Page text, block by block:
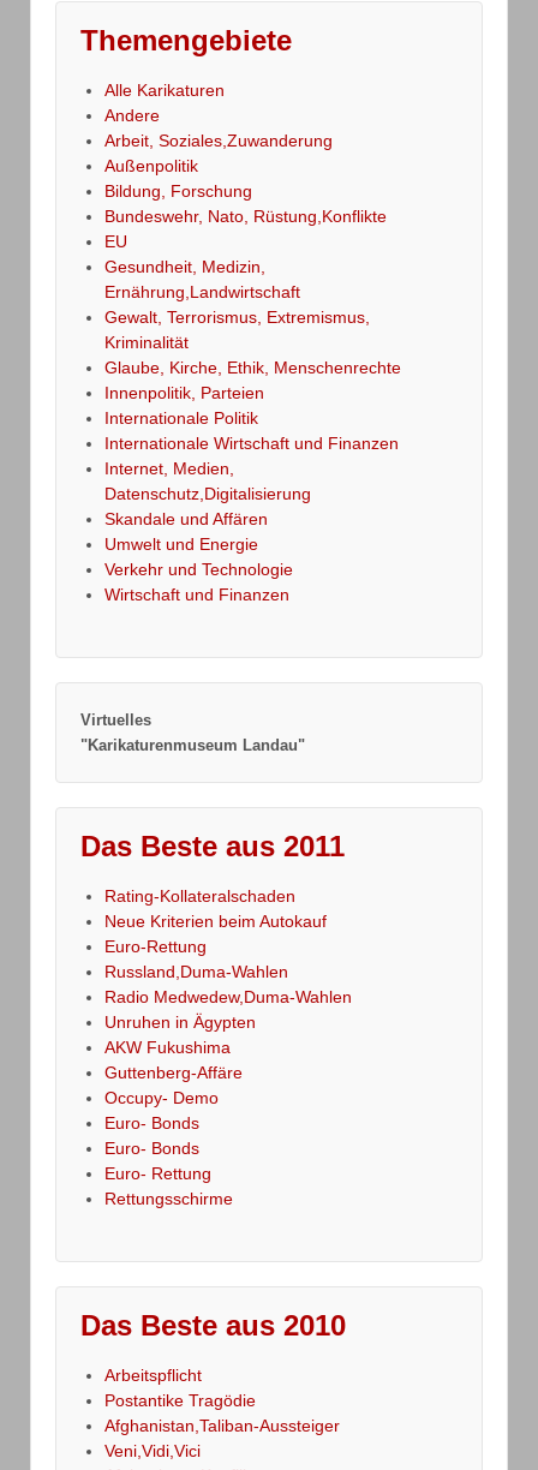
Themengebiete
Alle Karikaturen
Andere
Arbeit, Soziales,Zuwanderung
Außenpolitik
Bildung, Forschung
Bundeswehr, Nato, Rüstung,Konflikte
EU
Gesundheit, Medizin,
Ernährung,Landwirtschaft
Gewalt, Terrorismus, Extremismus,
Kriminalität
Glaube, Kirche, Ethik, Menschenrechte
Innenpolitik, Parteien
Internationale Politik
Internationale Wirtschaft und Finanzen
Internet, Medien,
Datenschutz,Digitalisierung
Skandale und Affären
Umwelt und Energie
Verkehr und Technologie
Wirtschaft und Finanzen
Virtuelles
"Karikaturenmuseum Landau"
Das Beste aus 2011
Rating-Kollateralschaden
Neue Kriterien beim Autokauf
Euro-Rettung
Russland,Duma-Wahlen
Radio Medwedew,Duma-Wahlen
Unruhen in Ägypten
AKW Fukushima
Guttenberg-Affäre
Occupy- Demo
Euro- Bonds
Euro- Bonds
Euro- Rettung
Rettungsschirme
Das Beste aus 2010
Arbeitspflicht
Postantike Tragödie
Afghanistan,Taliban-Aussteiger
Veni,Vidi,Vici